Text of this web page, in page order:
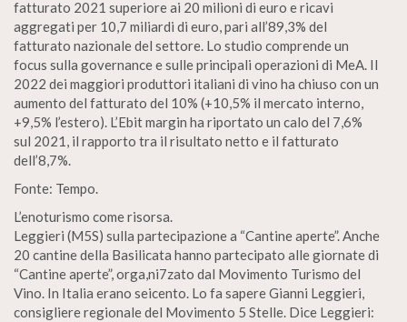
fatturato 2021 superiore ai 20 milioni di euro e ricavi
aggregati per 10,7 miliardi di euro, pari all’89,3% del
fatturato nazionale del settore. Lo studio comprende un
focus sulla governance e sulle principali operazioni di MeA. Il
2022 dei maggiori produttori italiani di vino ha chiuso con un
aumento del fatturato del 10% (+10,5% il mercato interno,
+9,5% l’estero). L’Ebit margin ha riportato un calo del 7,6%
sul 2021, il rapporto tra il risultato netto e il fatturato
dell’8,7%.
Fonte: Tempo.
L’enoturismo come risorsa.
Leggieri (M5S) sulla partecipazione a “Cantine aperte”. Anche
20 cantine della Basilicata hanno partecipato alle giornate di
“Cantine aperte”, orga,ni7zato dal Movimento Turismo del
Vino. In Italia erano seicento. Lo fa sapere Gianni Leggieri,
consigliere regionale del Movimento 5 Stelle. Dice Leggieri: